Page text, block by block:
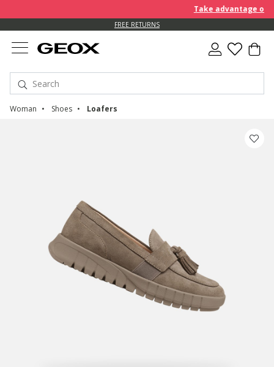
Take advantage of
FREE RETURNS
Woman Shoes Loafers